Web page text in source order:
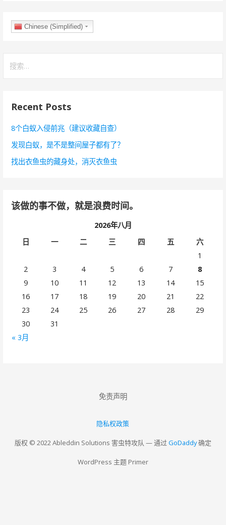
Chinese (Simplified)
索
Recent Posts
8个白蚁入侵前兆（建议收藏自查）
发现白蚁，是不是整间屋子都有了？
找出衣鱼虫的藏身处，消灭衣鱼虫
该做的事不做，就是浪费时间。
2026年八月
日
一 二 三 四 五 六
« 3月
1
2
3 4 5 6 7
8
9
10 11 12 13 14
15
16
17 18 19 20 21
22
23
24 25 26 27 28
29
30
31
免责声明
隐私权政策
版权 © 2022 Ableddin Solutions 害虫特攻队 — 通过 GoDaddy确定
WordPress 主题 Primer